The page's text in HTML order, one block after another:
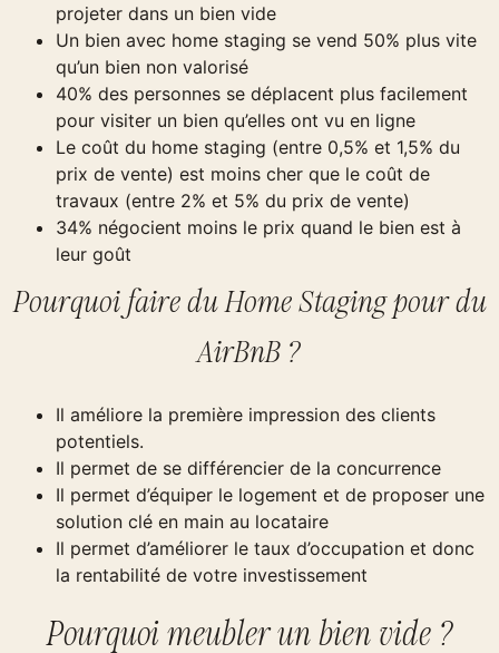
projeter dans un bien vide
Un bien avec home staging se vend 50% plus vite
qu’un bien non valorisé
40% des personnes se déplacent plus facilement
pour visiter un bien qu’elles ont vu en ligne
Le coût du home staging (entre 0,5% et 1,5% du
prix de vente) est moins cher que le coût de
travaux (entre 2% et 5% du prix de vente)
34% négocient moins le prix quand le bien est à
leur goût
Pourquoi faire du Home Staging pour du
AirBnB ?
Il améliore la première impression des clients
potentiels.
Il permet de se différencier de la concurrence
Il permet d’équiper le logement et de proposer une
solution clé en main au locataire
Il permet d’améliorer le taux d’occupation et donc
la rentabilité de votre investissement
Pourquoi meubler un bien vide ?